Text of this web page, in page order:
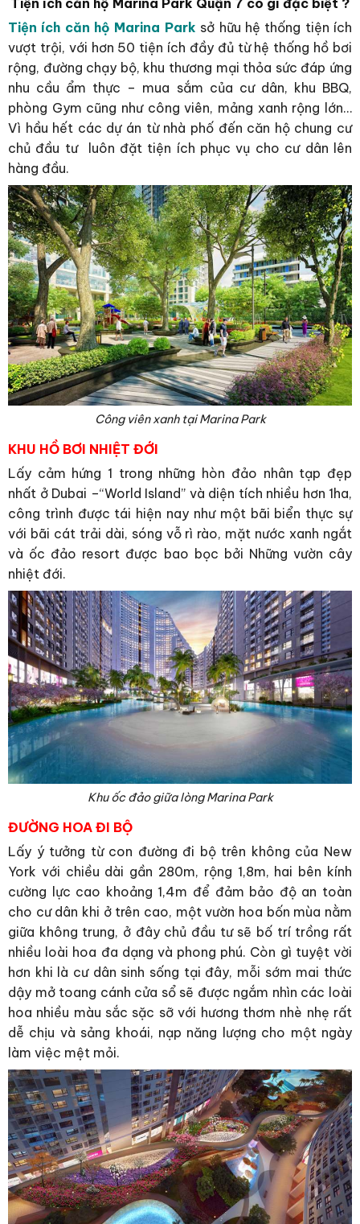
Tiện ích căn hộ Marina Park Quận 7 có gì đặc biệt ?
Tiện ích căn hộ Marina Park sở hữu hệ thống tiện ích
vượt trội, với hơn 50 tiện ích đầy đủ từ hệ thống hồ bơi
rộng, đường chạy bộ, khu thương mại thỏa sức đáp ứng
nhu cầu ẩm thực – mua sắm của cư dân, khu BBQ,
phòng Gym cũng như công viên, mảng xanh rộng lớn…
Vì hầu hết các dự án từ nhà phố đến căn hộ chung cư
chủ đầu tư luôn đặt tiện ích phục vụ cho cư dân lên
hàng đầu.
Công viên xanh tại Marina Park
KHU HỒ BƠI NHIỆT ĐỚI
Lấy cảm hứng 1 trong những hòn đảo nhân tạp đẹp
nhất ở Dubai –“World Island” và diện tích nhiều hơn 1ha,
công trình được tái hiện nay như một bãi biển thực sự
với bãi cát trải dài, sóng vỗ rì rào, mặt nước xanh ngắt
và ốc đảo resort được bao bọc bởi Những vườn cây
nhiệt đới.
Khu ốc đảo giữa lòng Marina Park
ĐƯỜNG HOA ĐI BỘ
Lấy ý tưởng từ con đường đi bộ trên không của New
York với chiều dài gần 280m, rộng 1,8m, hai bên kính
cường lực cao khoảng 1,4m để đảm bảo độ an toàn
cho cư dân khi ở trên cao, một vườn hoa bốn mùa nằm
giữa không trung, ở đây chủ đầu tư sẽ bố trí trồng rất
nhiều loài hoa đa dạng và phong phú. Còn gì tuyệt vời
hơn khi là cư dân sinh sống tại đây, mỗi sớm mai thức
dậy mở toang cánh cửa sổ sẽ được ngắm nhìn các loài
hoa nhiều màu sắc sặc sỡ với hương thơm nhè nhẹ rất
dễ chịu và sảng khoái, nạp năng lượng cho một ngày
làm việc mệt mỏi.